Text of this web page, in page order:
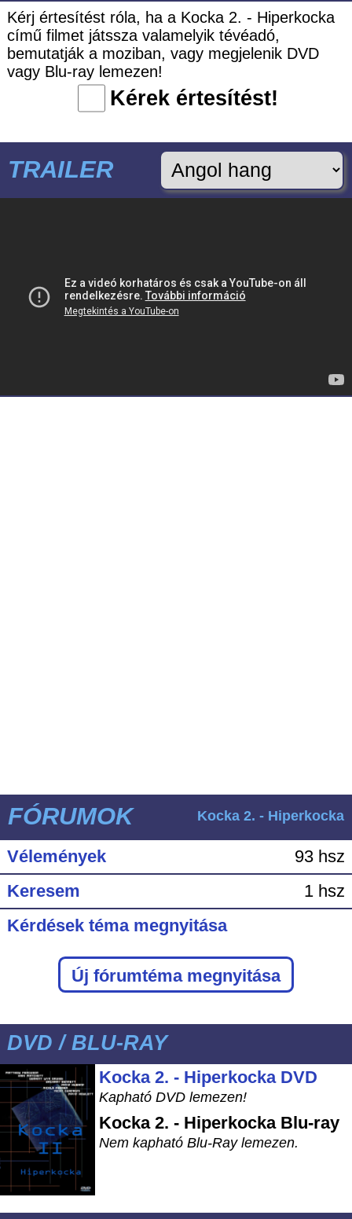
Kérj értesítést róla, ha a Kocka 2. - Hiperkocka
című filmet játssza valamelyik tévéadó,
bemutatják a moziban, vagy megjelenik DVD
vagy Blu-ray lemezen!
Kérek értesítést!
TRAILER
FÓRUMOK Kocka 2. - Hiperkocka
Vélemények
93 hsz
Keresem
1 hsz
Kérdések téma megnyitása
Új fórumtéma megnyitása
DVD / BLU-RAY
Kocka 2. - Hiperkocka DVD
Kapható DVD lemezen!
Kocka 2. - Hiperkocka Blu-ray
Nem kapható Blu-Ray lemezen.